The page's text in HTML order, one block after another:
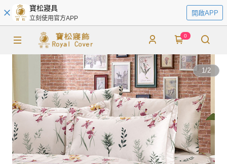
寶松寢具
立刻使用官方APP
開啟APP
0
1/2